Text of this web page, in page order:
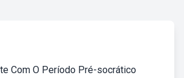
Com O Período Pré-socrático